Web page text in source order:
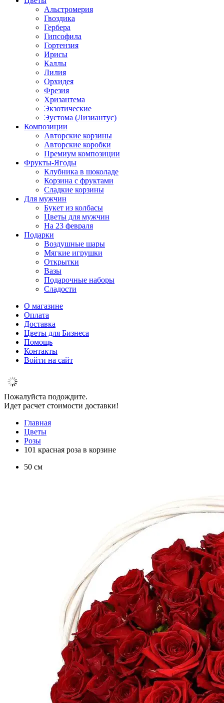
Альстромерия
Гвоздика
Гербера
Гипсофила
Гортензия
Ирисы
Каллы
Лилия
Орхидея
Фрезия
Хризантема
Экзотические
Эустома (Лизиантус)
Композиции
Авторские корзины
Авторские коробки
Премиум композиции
Фрукты-Ягоды
Клубника в шоколаде
Корзина с фруктами
Сладкие корзины
Для мужчин
Букет из колбасы
Цветы для мужчин
На 23 февраля
Подарки
Воздушные шары
Мягкие игрушки
Открытки
Вазы
Подарочные наборы
Сладости
О магазине
Оплата
Доставка
Цветы для Бизнеса
Помощь
Контакты
Войти на сайт
Пожалуйста подождите.
Идет расчет стоимости доставки!
Главная
Цветы
Розы
101 красная роза в корзине
50 см